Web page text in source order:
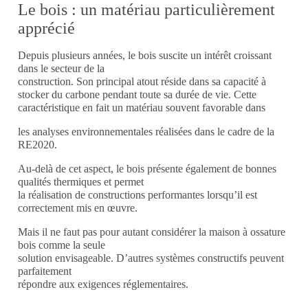
Le bois : un matériau particulièrement
apprécié
Depuis plusieurs années, le bois suscite un intérêt croissant
dans le secteur de la
construction. Son principal atout réside dans sa capacité à
stocker du carbone pendant toute sa durée de vie. Cette
caractéristique en fait un matériau souvent favorable dans
les analyses environnementales réalisées dans le cadre de la
RE2020.
Au-delà de cet aspect, le bois présente également de bonnes
qualités thermiques et permet
la réalisation de constructions performantes lorsqu’il est
correctement mis en œuvre.
Mais il ne faut pas pour autant considérer la maison à ossature
bois comme la seule
solution envisageable. D’autres systèmes constructifs peuvent
parfaitement
répondre aux exigences réglementaires.